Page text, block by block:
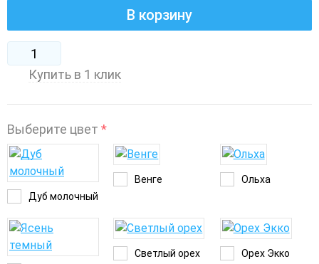
В корзину
Купить в 1 клик
Выберите цвет *
Дуб молочный
Венге Ольха
Светлый орех Орех Экко